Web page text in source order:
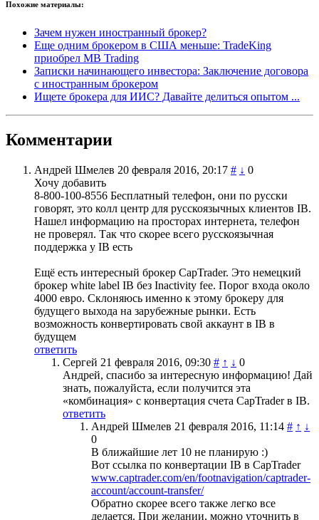
Похожие материалы:
Зачем нужен иностранный брокер?
Еще одним брокером в США меньше: TradeKing
приобрел MB Trading
Записки начинающего инвестора: Заключение договора
с иностранным брокером
Ищете брокера для ИИС? Давайте делиться опытом ...
Комментарии
Андрей Шмелев 20 февраля 2016, 20:17 # ↓ 0
Хочу добавить
8-800-100-8556 Бесплатный телефон, они по русски
говорят, это колл центр для русскоязычных клиентов IB.
Нашел информацию на просторах интернета, телефон
не проверял. Так что скорее всего русскоязычная
поддержка у IB есть
Ещё есть интересный брокер CapTrader. Это немецкий
брокер white label IB без Inactivity fee. Порог входа около
4000 евро. Склоняюсь именно к этому брокеру для
будущего выхода на зарубежные рынки. Есть
возможность конвертировать свой аккаунт в IB в
будущем
ответить
Сергей 21 февраля 2016, 09:30 # ↑ ↓ 0
Андрей, спасибо за интересную информацию! Дай
знать, пожалуйста, если получится эта
«комбинация» с конвертация счета CapTrader в IB.
ответить
Андрей Шмелев 21 февраля 2016, 11:14 # ↑ ↓
0
В ближайшие лет 10 не планирую :)
Вот ссылка по конвертации IB в CapTrader
www.captrader.com/en/footnavigation/captrader-
account/account-transfer/
Обратно скорее всего также легко все
делается. При желании, можно уточнить в